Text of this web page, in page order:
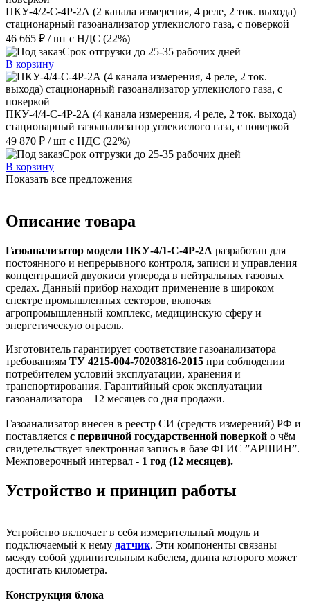
ПКУ-4/2-С-4Р-2А (2 канала измерения, 4 реле, 2 ток. выхода)
стационарный газоанализатор углекислого газа, с поверкой
46 665 ₽ / шт с НДС (22%)
Срок отгрузки до 25-35 рабочих дней
В корзину
ПКУ-4/4-С-4Р-2А (4 канала измерения, 4 реле, 2 ток. выхода)
стационарный газоанализатор углекислого газа, с поверкой
49 870 ₽ / шт с НДС (22%)
Срок отгрузки до 25-35 рабочих дней
В корзину
Показать все предложения
Описание товара
Газоанализатор модели ПКУ-4/1-С-4Р-2А разработан для
постоянного и непрерывного контроля, записи и управления
концентрацией двуокиси углерода в нейтральных газовых
средах. Данный прибор находит применение в широком
спектре промышленных секторов, включая
агропромышленный комплекс, медицинскую сферу и
энергетическую отрасль.
Изготовитель гарантирует соответствие газоанализатора
требованиям ТУ 4215-004-70203816-2015 при соблюдении
потребителем условий эксплуатации, хранения и
транспортирования. Гарантийный срок эксплуатации
газоанализатора – 12 месяцев со дня продажи.
Газоанализатор внесен в реестр СИ (средств измерений) РФ и
поставляется с первичной государственной поверкой о чём
свидетельствует электронная запись в базе ФГИС ”АРШИН”.
Межповерочный интервал - 1 год (12 месяцев).
Устройство и принцип работы
Устройство включает в себя измерительный модуль и
подключаемый к нему датчик. Эти компоненты связаны
между собой удлинительным кабелем, длина которого может
достигать километра.
Конструкция блока